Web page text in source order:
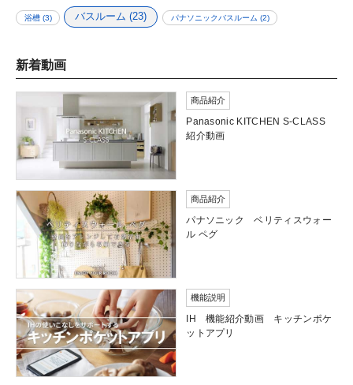
浴槽(3) バスルーム (23) パナソニックバスルーム (2)
新着動画
商品紹介
Panasonic KITCHEN S-CLASS
紹介動画
商品紹介
パナソニック ベリティスウォー
ル ペグ
機能説明
IH 機能紹介動画 キッチンポケ
ットアプリ